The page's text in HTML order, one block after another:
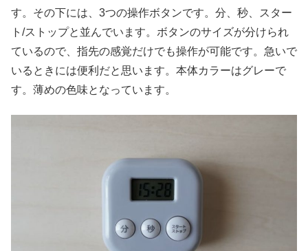
す。その下には、3つの操作ボタンです。分、秒、スター
ト/ストップと並んでいます。ボタンのサイズが分けられ
ているので、指先の感覚だけでも操作が可能です。急いで
いるときには便利だと思います。本体カラーはグレーで
す。薄めの色味となっています。